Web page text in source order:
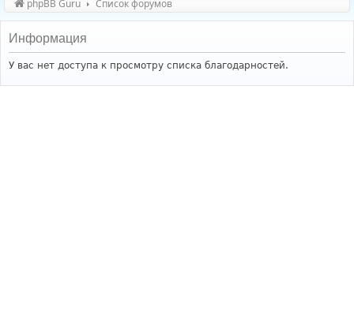
phpBB Guru Список форумов
Информация
У вас нет доступа к просмотру списка благодарностей.